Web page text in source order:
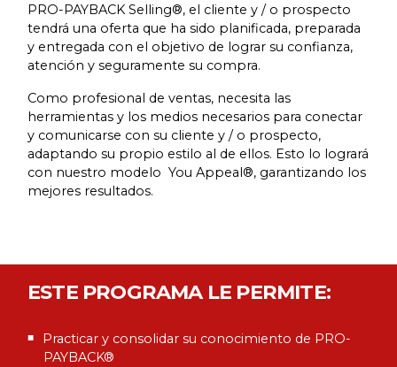
PRO-PAYBACK Selling®, el cliente y / o prospecto
tendrá una oferta que ha sido planificada, preparada
y entregada con el objetivo de lograr su confianza,
atención y seguramente su compra.
Como profesional de ventas, necesita las
herramientas y los medios necesarios para conectar
y comunicarse con su cliente y / o prospecto,
adaptando su propio estilo al de ellos. Esto lo logrará
con nuestro modelo You Appeal®, garantizando los
mejores resultados.
ESTE PROGRAMA LE PERMITE:
Practicar y consolidar su conocimiento de PRO-
PAYBACK®